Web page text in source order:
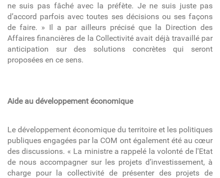
ne suis pas fâché avec la préfète. Je ne suis juste pas
d’accord parfois avec toutes ses décisions ou ses façons
de faire. » Il a par ailleurs précisé que la Direction des
Affaires financières de la Collectivité avait déjà travaillé par
anticipation sur des solutions concrètes qui seront
proposées en ce sens.
Aide au développement économique
Le développement économique du territoire et les politiques
publiques engagées par la COM ont également été au cœur
des discussions. « La ministre a rappelé la volonté de l'Etat
de nous accompagner sur les projets d’investissement, à
charge pour la collectivité de présenter des projets de